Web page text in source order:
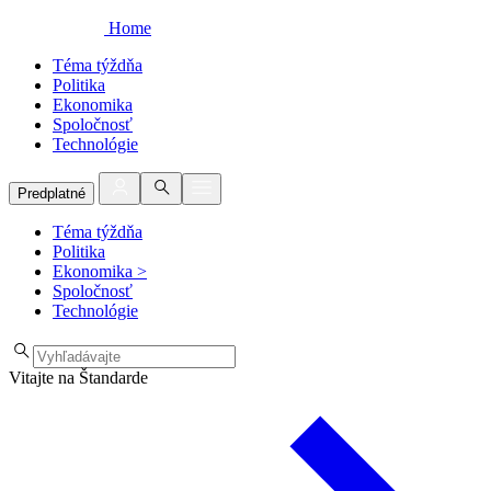
Home
Téma týždňa
Politika
Ekonomika
Spoločnosť
Technológie
Predplatné
Téma týždňa
Politika
Ekonomika >
Spoločnosť
Technológie
Vitajte na Štandarde